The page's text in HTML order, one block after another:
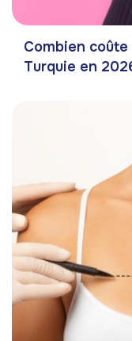
Combien
Turquie en